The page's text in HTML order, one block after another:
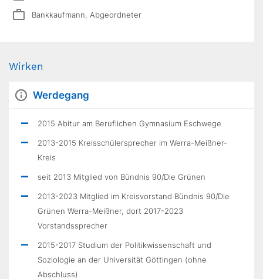
Bankkaufmann, Abgeordneter
Wirken
Werdegang
2015 Abitur am Beruflichen Gymnasium Eschwege
2013-2015 Kreisschülersprecher im Werra-Meißner-
Kreis
seit 2013 Mitglied von Bündnis 90/Die Grünen
2013-2023 Mitglied im Kreisvorstand Bündnis 90/Die
Grünen Werra-Meißner, dort 2017-2023
Vorstandssprecher
2015-2017 Studium der Politikwissenschaft und
Soziologie an der Universität Göttingen (ohne
Abschluss)